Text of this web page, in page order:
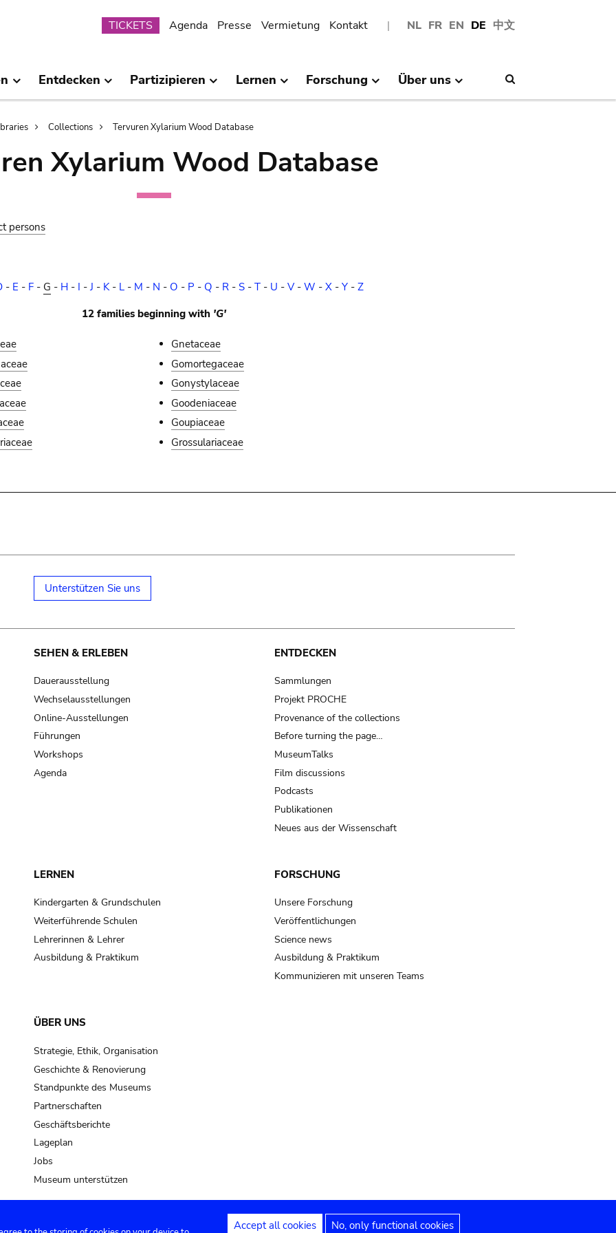
NL FR EN DE 中文
Submenu
TICKETS Agenda Presse Vermietung Kontakt
Entdecken Partizipieren Lernen Forschung Über uns
Collections Tervuren Xylarium Wood Database
Xylarium Wood Database
persons
- E - F- G - H- I -J - K- L- M - N - O - P - Q - R- S- T- U - V- W - X- Y- Z
12 families beginning with 'G'
Gnetaceae
Gomortegaceae
Gonystylaceae
Goodeniaceae
Goupiaceae
Grossulariaceae
Unterstützen Sie uns
SEHEN & ERLEBEN
Dauerausstellung
Wechselausstellungen
Online-Ausstellungen
Führungen
Workshops
Agenda
ENTDECKEN
Sammlungen
Projekt PROCHE
Provenance of the collections
Before turning the page…
MuseumTalks
Film discussions
Podcasts
Publikationen
Neues aus der Wissenschaft
LERNEN
Kindergarten & Grundschulen
Weiterführende Schulen
Lehrerinnen & Lehrer
Ausbildung & Praktikum
FORSCHUNG
Unsere Forschung
Veröffentlichungen
Science news
Ausbildung & Praktikum
Kommunizieren mit unseren Teams
ÜBER UNS
Strategie, Ethik, Organisation
Geschichte & Renovierung
Standpunkte des Museums
Partnerschaften
Geschäftsberichte
Lageplan
Jobs
Museum unterstützen
Accept all cookies No, only functional cookies